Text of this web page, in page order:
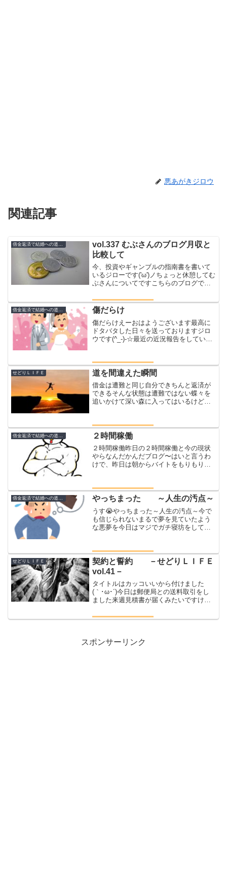
悪あがきジロウ
関連記事
vol.337 むぶさんのブログ月収と
比較して
今、投資やギャンブルの指南書を書いて
いるジローです('ω')ノちょっと休憩してむ
ぶさんについてですこちらのブログでも
こちら９月のブログ収入読んで愕然とし
ましたなんで月一回の更新でアドセンス
の収入が１０００...
借金返済で結婚への道のり 傷だらけ
傷だらけえーおはようございます最高に
ドタバタした日々を送っておりますジロ
ウです(^_-)-☆最近の近況報告をしていき
業がある日にバイトを入れています子ど
もが生まれバイト...
せどりＬＩＦＥ 道を間違えた瞬間
借金は遭難と同じ自分できちんと返済が
できるそんな状態は遭難ではない蝶々を
追いかけて深い森に入ってはいるけどま
気が付くあたりがだんだんと険しくなる
あれ？？遭難した？？ここ...
２時間稼働
２時間稼働昨日の２時間稼働と今の現状
やらなんだかんだブログ〜はいと言うわ
けで、昨日は朝からバイトをもりもりと
には見向きもせず展開次第でヤメられな
くなるので💦まず牙狼へカ...
借金返済で結婚への道のり やっちまった ～人生の汚点～
うす😭やっちまった～人生の汚点～今で
も信じられないまるで夢を見ていたよう
な悪夢を今日はマジでガチ寝坊をしてし
日に限ってむしろ逆過去一でバチクソに
混んでいたどれくらい混ん...
せどりＬＩＦＥ
契約と誓約 －せどりＬＩＦＥ
vol.41－
タイトルはカッコいいから付けました
(｀･ω･´)今日は郵便局との送料取引をし
ました来週見積書が届くみたいですけど
前も契約していたんだけど色々と運送会
スポンサーリンク